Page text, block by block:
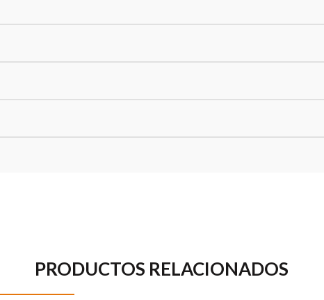
PRODUCTOS RELACIONADOS